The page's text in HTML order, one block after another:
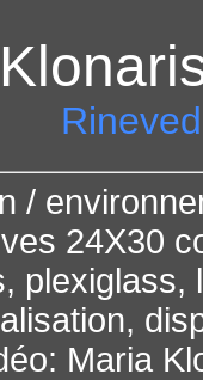
/
24X30
plexiglass,
Maria